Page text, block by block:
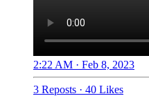
2:22 AM · Feb 8, 2023
3 Reposts · 40 Likes